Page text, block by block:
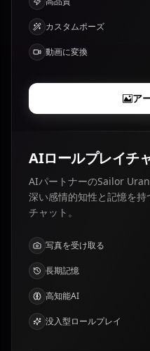
カスタムポーズ
動画に変換
ア
AIロールプレイチ
AIパートナーのSailor
深い感情的知性と記憶を
チャット。
写真を受け取る
長期記憶
高知能AI
没入型ロールプレイ